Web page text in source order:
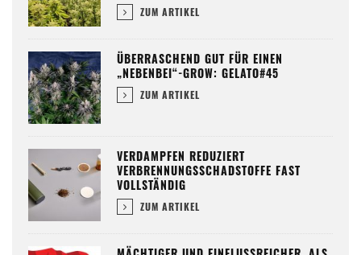
ZUM ARTIKEL
ÜBERRASCHEND GUT FÜR EINEN
„NEBENBEI“-GROW: GELATO#45
ZUM ARTIKEL
VERDAMPFEN REDUZIERT
VERBRENNUNGSSCHADSTOFFE FAST
VOLLSTÄNDIG
ZUM ARTIKEL